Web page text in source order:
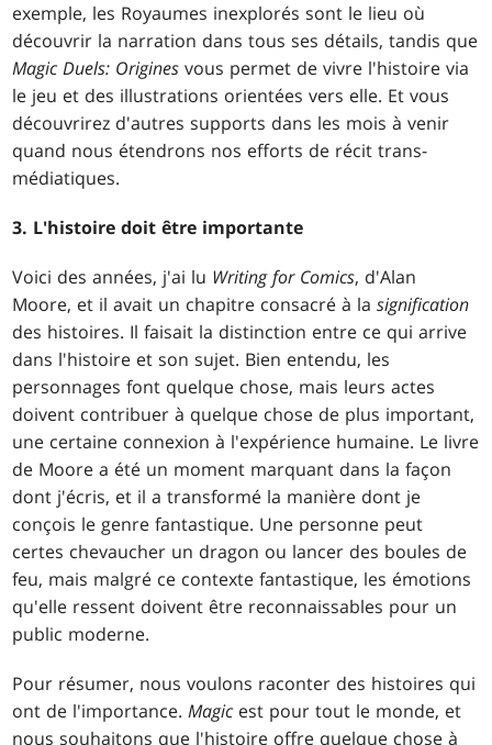
exemple, les Royaumes inexplorés sont le lieu où
découvrir la narration dans tous ses détails, tandis que
Magic Duels: Origines vous permet de vivre l'histoire via
le jeu et des illustrations orientées vers elle. Et vous
découvrirez d'autres supports dans les mois à venir
quand nous étendrons nos efforts de récit trans-
médiatiques.
3. L'histoire doit être importante
Voici des années, j'ai lu Writing for Comics, d'Alan
Moore, et il avait un chapitre consacré à lasignification
des histoires. Il faisait la distinction entre ce qui arrive
dans l'histoire et son sujet. Bien entendu, les
personnages font quelque chose, mais leurs actes
doivent contribuer à quelque chose de plus important,
une certaine connexion à l'expérience humaine. Le livre
de Moore a été un moment marquant dans la façon
dont j'écris, et il a transformé la manière dont je
conçois le genre fantastique. Une personne peut
certes chevaucher un dragon ou lancer des boules de
feu, mais malgré ce contexte fantastique, les émotions
qu'elle ressent doivent être reconnaissables pour un
public moderne.
Pour résumer, nous voulons raconter des histoires qui
ont de l'importance.Magic est pour tout le monde, et
nous souhaitons que l'histoire offre quelque chose à